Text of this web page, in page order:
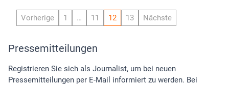
Vorherige 1 … 11 12 13 Nächste
Pressemitteilungen
Registrieren Sie sich als Journalist, um bei neuen
Pressemitteilungen per E-Mail informiert zu werden. Bei